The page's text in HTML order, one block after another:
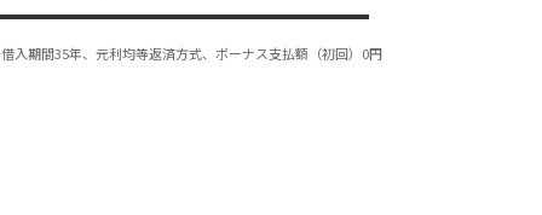
入期間35年、元利均等返済方式、ボーナス支払額（初回）0円